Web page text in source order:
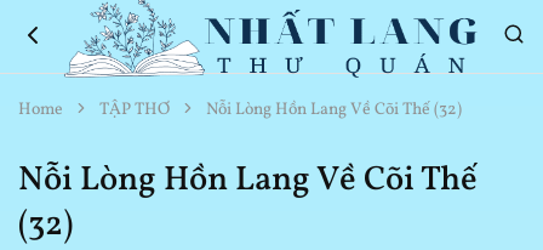
Nhất
Lang
Quán
Thơ
Hay
Cuộc
Sống
Home TẬP THƠ Nỗi Lòng Hồn Lang Về Cõi Thế (32)
Nỗi Lòng Hồn Lang Về Cõi Thế
(32)